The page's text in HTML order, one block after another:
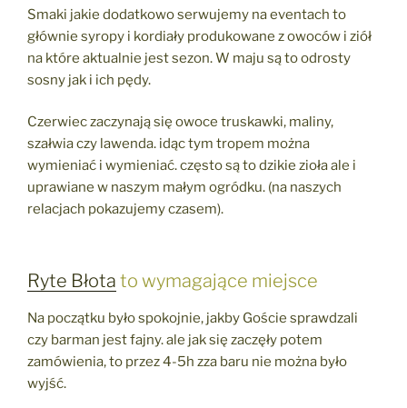
Smaki jakie dodatkowo serwujemy na eventach to
głównie syropy i kordiały produkowane z owoców i ziół
na które aktualnie jest sezon. W maju są to odrosty
sosny jak i ich pędy.
Czerwiec zaczynają się owoce truskawki, maliny,
szałwia czy lawenda. idąc tym tropem można
wymieniać i wymieniać. często są to dzikie zioła ale i
uprawiane w naszym małym ogródku. (na naszych
relacjach pokazujemy czasem).
Ryte Błota to wymagające miejsce
Na początku było spokojnie, jakby Goście sprawdzali
czy barman jest fajny. ale jak się zaczęły potem
zamówienia, to przez 4-5h zza baru nie można było
wyjść.